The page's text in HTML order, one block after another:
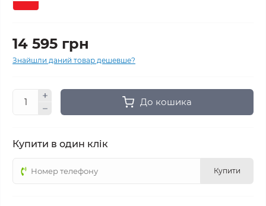
14 595 грн
Знайшли даний товар дешевше?
До кошика
Купити в один клік
Купити